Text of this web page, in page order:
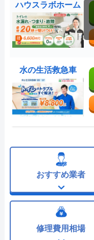
ハウスラボホーム
水の生活救急車
おすすめ業者
修理費用相場